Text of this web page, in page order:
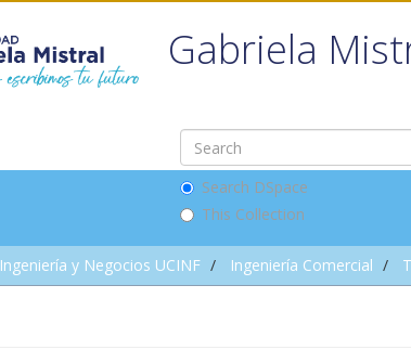
Gabriela
Search DSpace
This Collection
Ingeniería y Negocios UCINF Ingeniería Comercial